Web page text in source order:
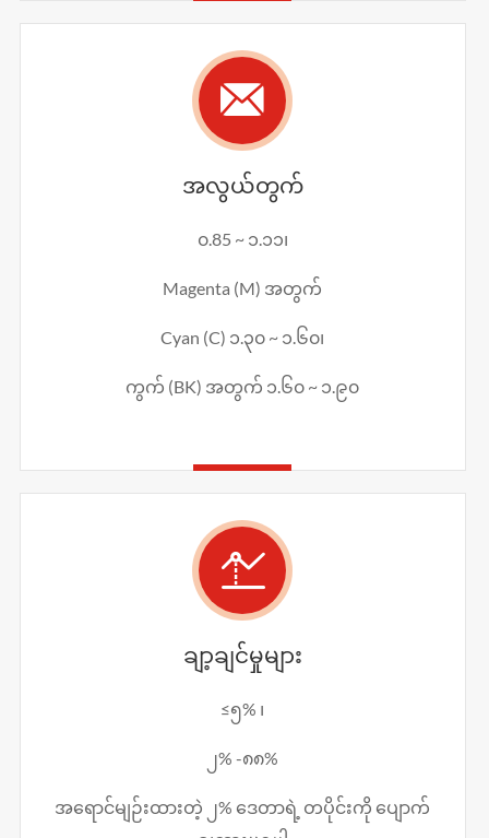

အလွယ်တွက်
၀.85 ~ ၁.၁၁၊
Magenta (M) အတွက်
Cyan (C) ၁.၃၀ ~ ၁.၆၀၊
ကွက် (BK) အတွက် ၁.၆၀ ~ ၁.၉၀

ချာ့ချင်မှုများ
≤၅% ၊
၂% -၈၈%
အရောင်မျဉ်းထားတဲ့ ၂% ဒေတာရဲ့ တပိုင်းကို ပျောက်